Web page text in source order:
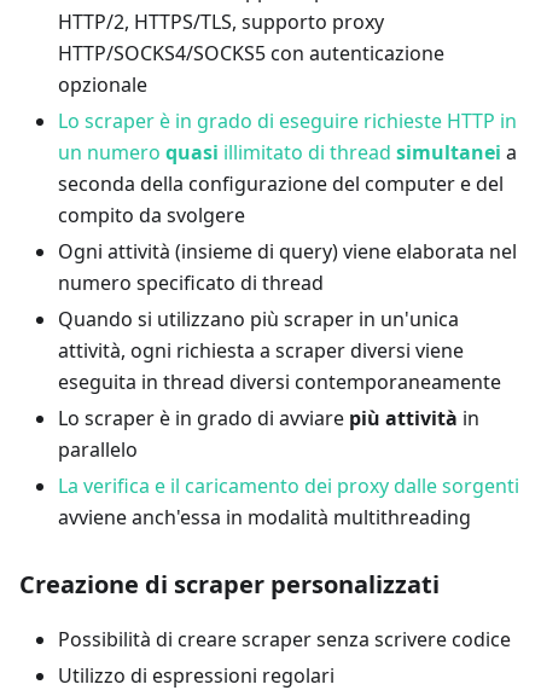
HTTP/2, HTTPS/TLS, supporto proxy
HTTP/SOCKS4/SOCKS5 con autenticazione
opzionale
Lo scraper è in grado di eseguire richieste HTTP in
un numero quasi illimitato di thread simultanei a
seconda della configurazione del computer e del
compito da svolgere
Ogni attività (insieme di query) viene elaborata nel
numero specificato di thread
Quando si utilizzano più scraper in un'unica
attività, ogni richiesta a scraper diversi viene
eseguita in thread diversi contemporaneamente
Lo scraper è in grado di avviare più attività in
parallelo
La verifica e il caricamento dei proxy dalle sorgenti
avviene anch'essa in modalità multithreading
Creazione di scraper personalizzati
Possibilità di creare scraper senza scrivere codice
Utilizzo di espressioni regolari